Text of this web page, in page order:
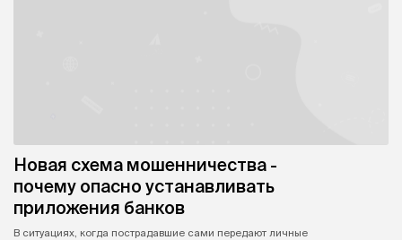
Новая схема мошенничества -
почему опасно устанавливать
приложения банков
В ситуациях, когда пострадавшие сами передают личные